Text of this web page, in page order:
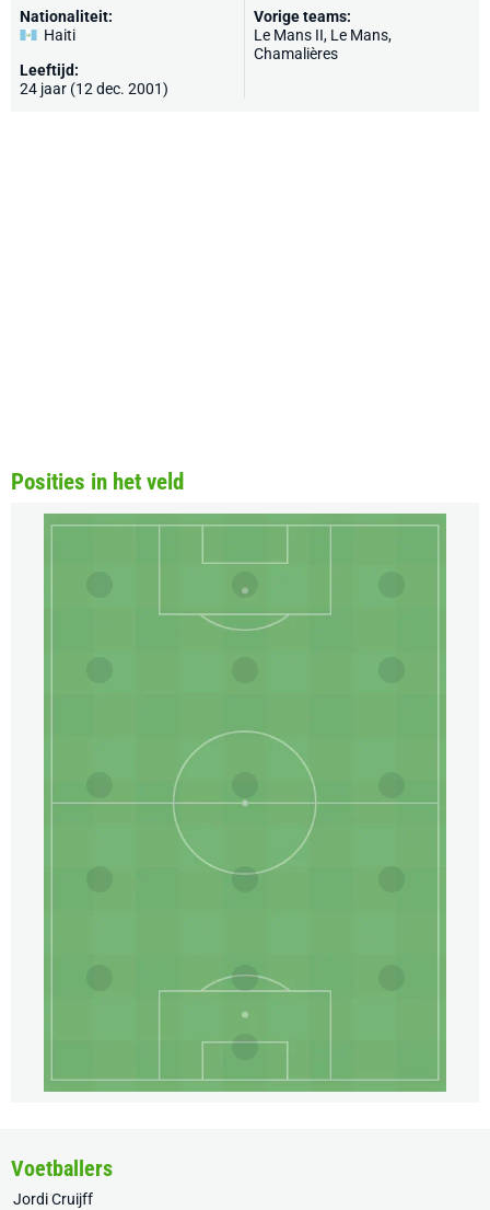
Nationaliteit:
Haiti
Leeftijd:
24 jaar (12 dec. 2001)
Vorige teams:
Le Mans II, Le Mans,
Chamalières
Posities in het veld
Voetballers
Jordi Cruijff